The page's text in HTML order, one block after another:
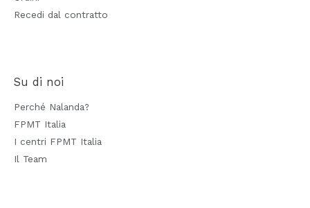
Recedi dal contratto
Su di noi
Perché Nalanda?
FPMT Italia
I centri FPMT Italia
Il Team